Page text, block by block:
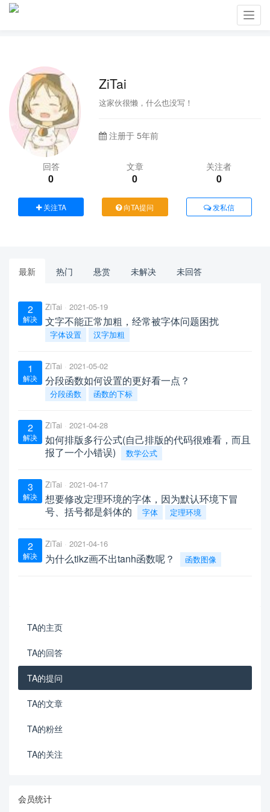
ZiTai
这家伙很懒，什么也没写！
注册于 5年前
回答
0
文章
0
关注者
0
关注TA 向TA提问 发私信
最新 热门 悬赏 未解决 未回答
2
解决
ZiTai 2021-05-19
文字不能正常加粗，经常被字体问题困扰
字体设置 汉字加粗
1
解决
ZiTai 2021-05-02
分段函数如何设置的更好看一点？
分段函数 函数的下标
2
解决
ZiTai 2021-04-28
如何排版多行公式(自己排版的代码很难看，而且
报了一个小错误)
数学公式
3
解决
ZiTai 2021-04-17
想要修改定理环境的字体，因为默认环境下冒
号、括号都是斜体的
字体 定理环境
2
解决
ZiTai 2021-04-16
为什么tikz画不出tanh函数呢？ 函数图像
TA的主页
TA的回答
TA的提问
TA的文章
TA的粉丝
TA的关注
会员统计